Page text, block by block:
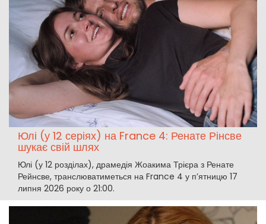
Юлі (у 12 серіях) на France 4: Ренате Рінсве
шукає свій шлях
Юлі (у 12 розділах), драмедія Жоакима Трієра з Ренате
Рейнсве, транслюватиметься на France 4 у п’ятницю 17
липня 2026 року о 21:00.